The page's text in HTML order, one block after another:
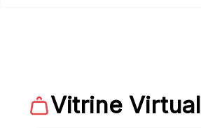
Vitrine Virtual